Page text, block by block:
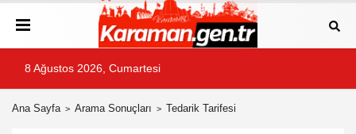
8 Ağustos 2026, Cumartesi
Ana Sayfa Arama Sonuçları Tedarik Tarifesi